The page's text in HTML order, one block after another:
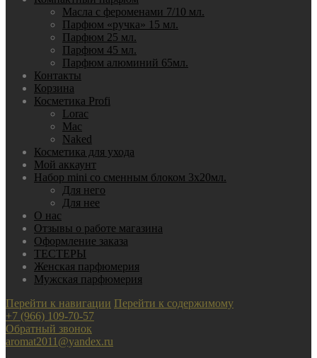
Масла с фероменами 7/10 мл.
Парфюм «ручка» 15 мл.
Парфюм 25 мл.
Парфюм 45 мл.
Парфюм алюминий 65мл.
Контакты
Корзина
Косметика Profi
Lorac
Mac
Nаked
Косметика для ухода
Мой аккаунт
Набор mini со сменным блоком 3х20мл.
Для него
Для нее
О нас
Отзывы о работе магазина
Оформление заказа
ТЕСТЕРЫ
Женская парфюмерия
Мужская парфюмерия
Перейти к навигации Перейти к содержимому
+7 (966) 109-70-57
Обратный звонок
aromat2011@yandex.ru